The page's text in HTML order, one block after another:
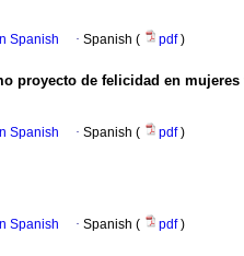
Spanish · Spanish ( pdf)
proyecto de felicidad en
Spanish · Spanish ( pdf)
Spanish · Spanish ( pdf)